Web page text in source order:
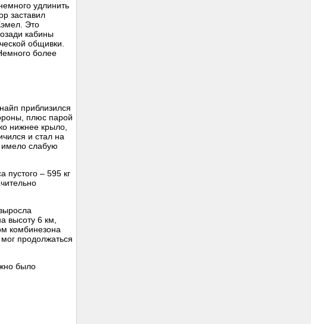
удлинить
заставил
Это
кабины
общивки.
более
приблизился
плюс парой
нижнее крыло,
и стал на
имело слабую
– 595 кг
высоту 6 км,
комбинезона
продолжаться
было